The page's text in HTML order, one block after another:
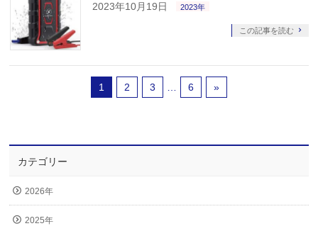
2023年10月19日 2023年
この記事を読む
1 2 3 6 »
カテゴリー
2026年
2025年